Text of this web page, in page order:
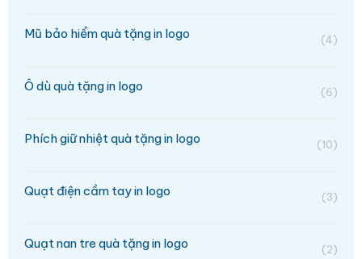
Mũ bảo hiểm quà tặng in logo (4)
Ô dù quà tặng in logo (6)
Phích giữ nhiệt quà tặng in logo (10)
Quạt điện cầm tay in logo (3)
Quạt nan tre quà tặng in logo (2)